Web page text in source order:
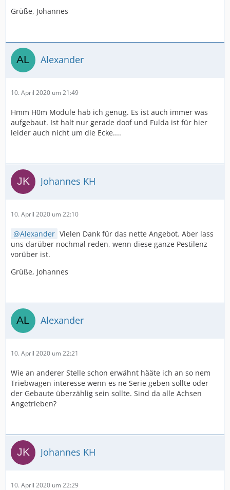
Grüße, Johannes
Alexander
10. April 2020 um 21:49
Hmm H0m Module hab ich genug. Es ist auch immer was
aufgebaut. Ist halt nur gerade doof und Fulda ist für hier
leider auch nicht um die Ecke....
Johannes KH
10. April 2020 um 22:10
Alexander Vielen Dank für das nette Angebot. Aber lass
uns darüber nochmal reden, wenn diese ganze Pestilenz
vorüber ist.
Grüße, Johannes
Alexander
10. April 2020 um 22:21
Wie an anderer Stelle schon erwähnt hääte ich an so nem
Triebwagen interesse wenn es ne Serie geben sollte oder
der Gebaute überzählig sein sollte. Sind da alle Achsen
Angetrieben?
Johannes KH
10. April 2020 um 22:29